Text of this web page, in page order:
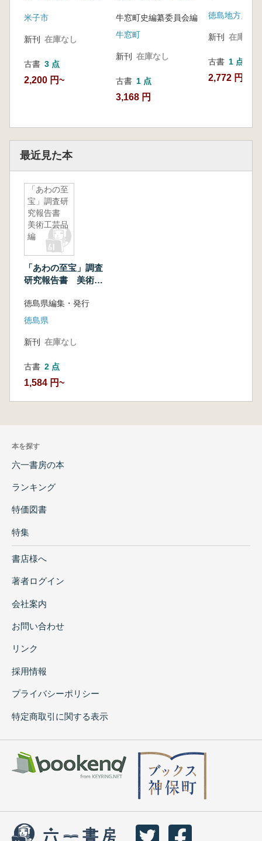
米子市
新刊 在庫なし
古書 3 点
2,200 円~
牛窓町史編纂委員会編
牛窓町
新刊 在庫なし
古書 1 点
3,168 円
新刊 在庫なし
古書 1 点
2,772 円
最近見た本
「あわの至
宝」調査研
究報告書
美術工芸品
編
「あわの至宝」調査
研究報告書 美術工
徳島県編集・発行
徳島県
新刊 在庫なし
古書 2 点
1,584 円~
本を探す
六一書房の本
ランキング
特価図書
特集
書店様へ
著者ログイン
会社案内
お問い合わせ
リンク
採用情報
プライバシーポリシー
特定商取引に関する表示